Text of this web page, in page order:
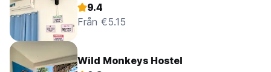
9.4
Från €5.15
Wild Monkeys Hostel